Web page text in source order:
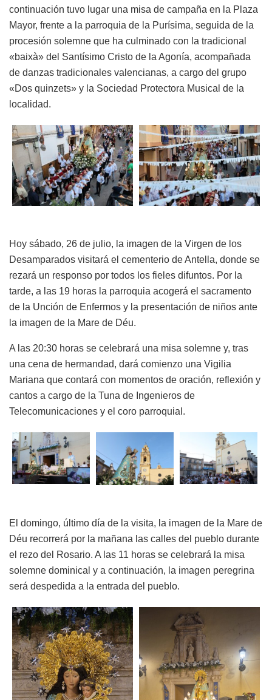
continuación tuvo lugar una misa de campaña en la Plaza
Mayor, frente a la parroquia de la Purísima, seguida de la
procesión solemne que ha culminado con la tradicional
«baixà» del Santísimo Cristo de la Agonía, acompañada
de danzas tradicionales valencianas, a cargo del grupo
«Dos quinzets» y la Sociedad Protectora Musical de la
localidad.
Hoy sábado, 26 de julio, la imagen de la Virgen de los
Desamparados visitará el cementerio de Antella, donde se
rezará un responso por todos los fieles difuntos. Por la
tarde, a las 19 horas la parroquia acogerá el sacramento
de la Unción de Enfermos y la presentación de niños ante
la imagen de la Mare de Déu.
A las 20:30 horas se celebrará una misa solemne y, tras
una cena de hermandad, dará comienzo una Vigilia
Mariana que contará con momentos de oración, reflexión y
cantos a cargo de la Tuna de Ingenieros de
Telecomunicaciones y el coro parroquial.
El domingo, último día de la visita, la imagen de la Mare de
Déu recorrerá por la mañana las calles del pueblo durante
el rezo del Rosario. A las 11 horas se celebrará la misa
solemne dominical y a continuación, la imagen peregrina
será despedida a la entrada del pueblo.